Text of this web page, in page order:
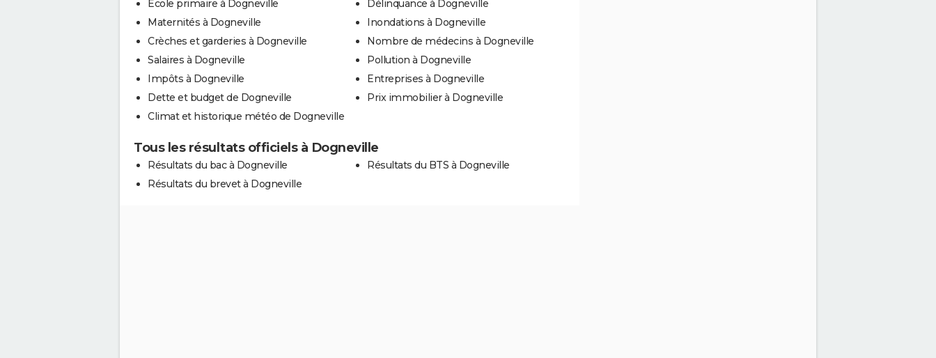
Ecole primaire à Dogneville
Maternités à Dogneville
Crèches et garderies à Dogneville
Salaires à Dogneville
Impôts à Dogneville
Dette et budget de Dogneville
Climat et historique météo de Dogneville
Délinquance à Dogneville
Inondations à Dogneville
Nombre de médecins à Dogneville
Pollution à Dogneville
Entreprises à Dogneville
Prix immobilier à Dogneville
Tous les résultats officiels à Dogneville
Résultats du bac à Dogneville
Résultats du brevet à Dogneville
Résultats du BTS à Dogneville